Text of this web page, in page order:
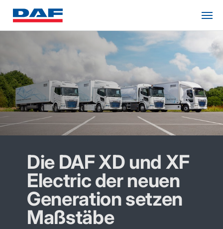
Die DAF XD und XF
Electric der neuen
Generation setzen
Maßstäbe